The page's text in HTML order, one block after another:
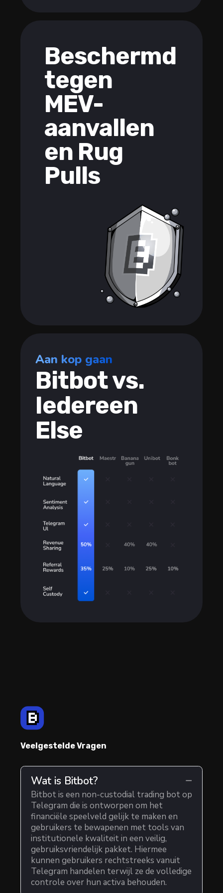
Beschermd
tegen
MEV-
aanvallen
en Rug
Pulls
Aan kop gaan
Bitbot vs.
Iedereen
Else
Veelgestelde Vragen
Wat is Bitbot?
Bitbot is een non-custodial trading bot op
Telegram die is ontworpen om het
financiële speelveld gelijk te maken en
gebruikers te bewapenen met tools van
institutionele kwaliteit in een veilig,
gebruiksvriendelijk pakket. Hiermee
kunnen gebruikers rechtstreeks vanuit
Telegram handelen terwijl ze de volledige
controle over hun activa behouden.